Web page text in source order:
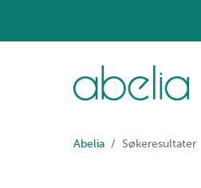
Abelia Søkeresultater